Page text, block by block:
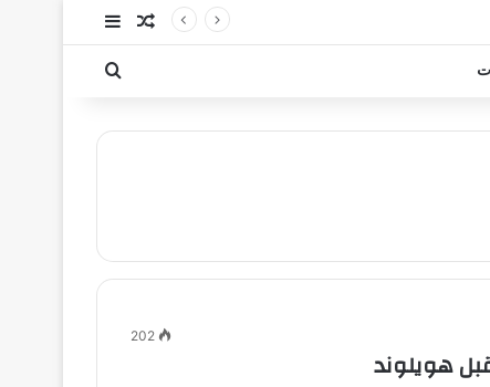
مقال عشوائي
إضافة عمود
بحث عن
202
هويلوند